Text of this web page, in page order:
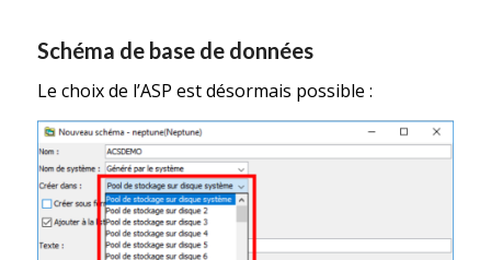
Schéma de base de données
Le choix de l’ASP est désormais possible :